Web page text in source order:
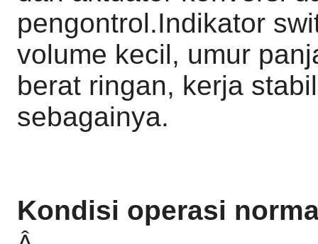
pengontrol.Indikator
volume kecil, umur
berat ringan, kerja
sebagainya.
Kondisi operasi